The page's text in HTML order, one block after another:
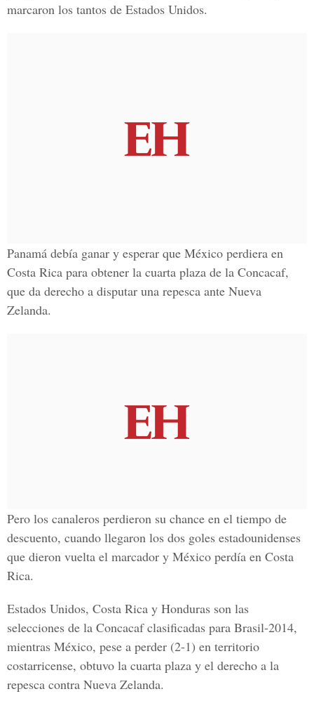
marcaron los tantos de Estados Unidos.
Panamá debía ganar y esperar que México perdiera en
Costa Rica para obtener la cuarta plaza de la Concacaf,
que da derecho a disputar una repesca ante Nueva
Zelanda.
Pero los canaleros perdieron su chance en el tiempo de
descuento, cuando llegaron los dos goles estadounidenses
que dieron vuelta el marcador y México perdía en Costa
Rica.
Estados Unidos, Costa Rica y Honduras son las
selecciones de la Concacaf clasificadas para Brasil-2014,
mientras México, pese a perder (2-1) en territorio
costarricense, obtuvo la cuarta plaza y el derecho a la
repesca contra Nueva Zelanda.